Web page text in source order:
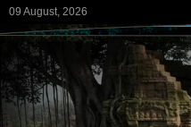
09 August, 2026